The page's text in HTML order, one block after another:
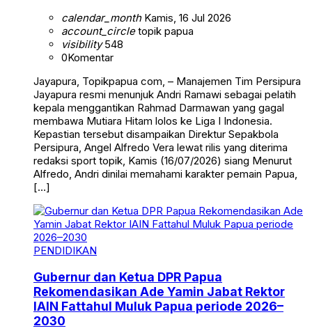
calendar_monthKamis, 16 Jul 2026
account_circletopik papua
visibility548
0Komentar
Jayapura, Topikpapua com, – Manajemen Tim Persipura
Jayapura resmi menunjuk Andri Ramawi sebagai pelatih
kepala menggantikan Rahmad Darmawan yang gagal
membawa Mutiara Hitam lolos ke Liga I Indonesia.
Kepastian tersebut disampaikan Direktur Sepakbola
Persipura, Angel Alfredo Vera lewat rilis yang diterima
redaksi sport topik, Kamis (16/07/2026) siang Menurut
Alfredo, Andri dinilai memahami karakter pemain Papua,
[…]
PENDIDIKAN
Gubernur dan Ketua DPR Papua
Rekomendasikan Ade Yamin Jabat Rektor
IAIN Fattahul Muluk Papua periode 2026–
2030